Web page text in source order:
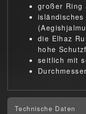
großer Ring
isländisches
die Elhaz
hohe
seitlich mit
Technische Daten